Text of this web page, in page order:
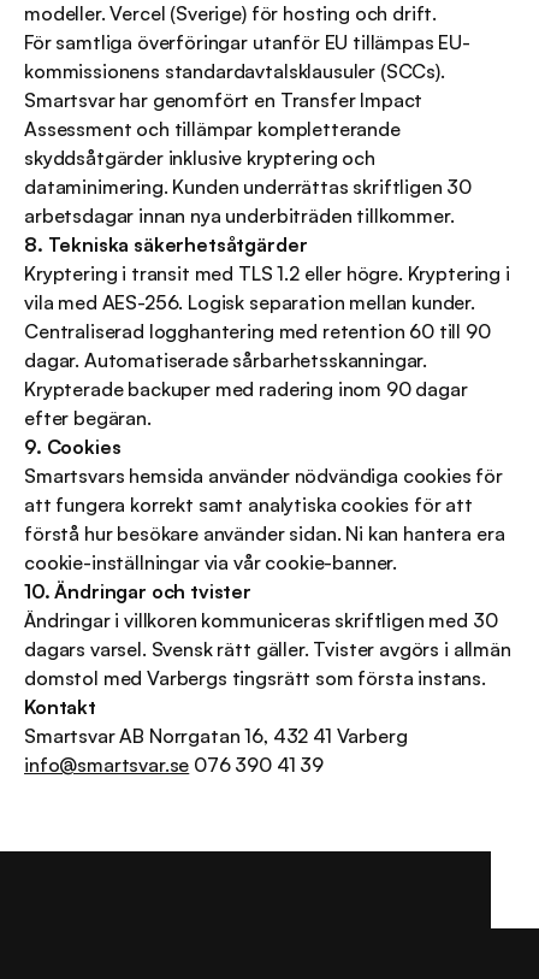
modeller. Vercel (Sverige) för hosting och drift.
För samtliga överföringar utanför EU tillämpas EU-
kommissionens standardavtalsklausuler (SCCs).
Smartsvar har genomfört en Transfer Impact
Assessment och tillämpar kompletterande
skyddsåtgärder inklusive kryptering och
dataminimering. Kunden underrättas skriftligen 30
arbetsdagar innan nya underbiträden tillkommer.
8. Tekniska säkerhetsåtgärder
Kryptering i transit med TLS 1.2 eller högre. Kryptering i
vila med AES-256. Logisk separation mellan kunder.
Centraliserad logghantering med retention 60 till 90
dagar. Automatiserade sårbarhetsskanningar.
Krypterade backuper med radering inom 90 dagar
efter begäran.
9. Cookies
Smartsvars hemsida använder nödvändiga cookies för
att fungera korrekt samt analytiska cookies för att
förstå hur besökare använder sidan. Ni kan hantera era
cookie-inställningar via vår cookie-banner.
10. Ändringar och tvister
Ändringar i villkoren kommuniceras skriftligen med 30
dagars varsel. Svensk rätt gäller. Tvister avgörs i allmän
domstol med Varbergs tingsrätt som första instans.
Kontakt
info@smartsvar.se 076 390 41 39